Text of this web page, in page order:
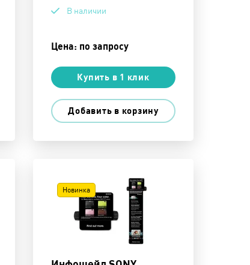
В наличии
Цена: по запросу
Купить в 1 клик
Добавить в корзину
Новинка